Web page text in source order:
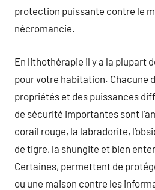
protection puissante contre le
nécromancie.
En lithothérapie il y a la plupart
pour votre habitation. Chacune
propriétés et des puissances
de sécurité importantes sont
corail rouge, la labradorite,
de tigre, la shungite et bien
Certaines, permettent de
ou une maison contre les